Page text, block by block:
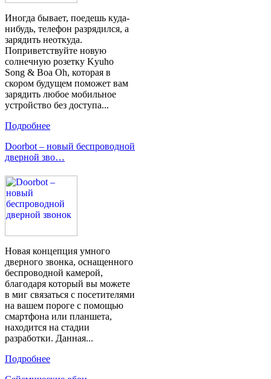
Иногда бывает, поедешь куда-
нибудь, телефон разрядился, а
зарядить неоткуда.
Поприветствуйте новую
солнечную розетку Kyuho
Song & Boa Оh, которая в
скором будущем поможет вам
зарядить любое мобильное
устройство без доступа...
Подробнее
Doorbot – новый беспроводной
дверной зво…
Новая концепция умного
дверного звонка, оснащенного
беспроводной камерой,
благодаря который вы можете
в миг связаться с посетителями
на вашем пороге с помощью
смартфона или планшета,
находится на стадии
разработки. Данная...
Подробнее